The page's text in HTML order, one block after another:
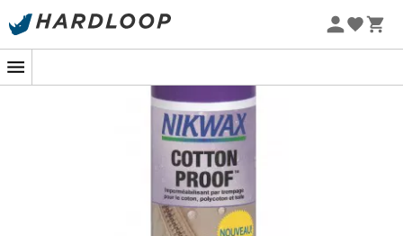
-5% Extra - Kode Summer5
Nikwax Cotton Proof imprægneringsmiddel
nem at brugeog meget
bomulds-, polybomulds- og lærredstøj
imprægneringreducerer det